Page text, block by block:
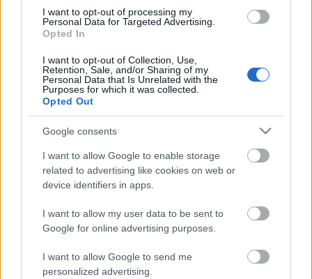
I want to opt-out of processing my
Personal Data for Targeted Advertising.
Opted In
I want to opt-out of Collection, Use,
Retention, Sale, and/or Sharing of my
Personal Data that Is Unrelated with the
Purposes for which it was collected.
Opted Out
Google consents
I want to allow Google to enable storage
related to advertising like cookies on web or
device identifiers in apps.
I want to allow my user data to be sent to
Google for online advertising purposes.
I want to allow Google to send me
personalized advertising.
- 1 evőkanál apróra vágott citromfű
A lisztet a tejjel felfőzzük, és hozzákeverjük a vajat. A
tojások sárgáját a cukorral habosra keverjük, majd
hozzáadjuk a megfőzött lisztet, és a citrom levével és
reszelt héjával ízesítjük, végül belekeverjük a
citromfüvet is. A tojások fehérjét habbá verjük, ezzel
lazítjuk a tésztát, melyet 160 fokon 30 percig sütünk.
Címkék:cukorbetegség receptek